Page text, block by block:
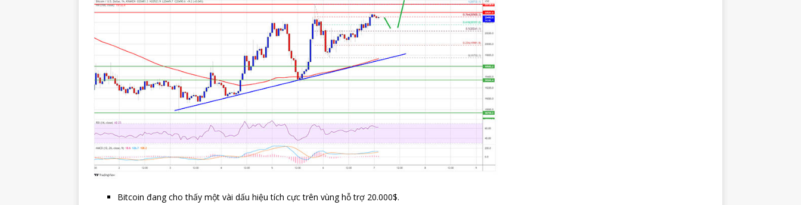
Bitcoin đang cho thấy một vài dấu hiệu tích cực trên vùng hỗ trợ 20.000$.